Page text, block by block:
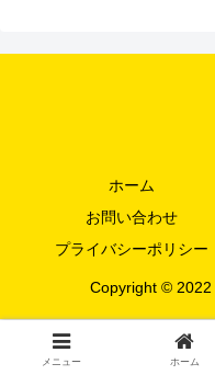
ホーム
お問い合わせ
プライバシーポリシー
Copyright © 2022
メニュー ホーム